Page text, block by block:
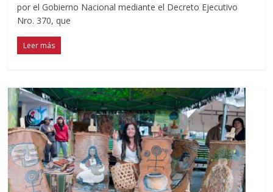
por el Gobierno Nacional mediante el Decreto Ejecutivo
Nro. 370, que
Leer más